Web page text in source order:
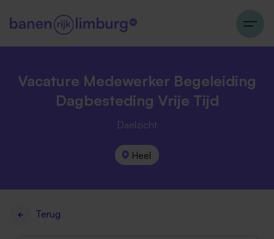
Vacature Medewerker Begeleiding
Dagbesteding Vrije Tijd
Daelzicht
Heel
Terug